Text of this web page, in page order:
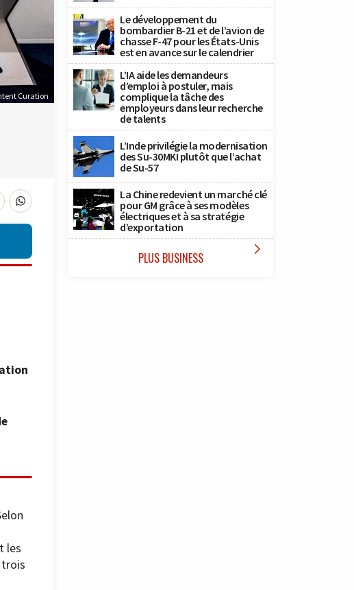
Curation
les
trois
Le développement du
bombardier B-21 et de l’avion de
chasse F-47 pour les États-Unis
est en avance sur le calendrier
L’IA aide les demandeurs
d’emploi à postuler, mais
complique la tâche des
employeurs dans leur recherche
de talents
L’Inde privilégie la modernisation
des Su-30MKI plutôt que l’achat
de Su-57
La Chine redevient un marché clé
pour GM grâce à ses modèles
électriques et à sa stratégie
d’exportation
PLUS BUSINESS 